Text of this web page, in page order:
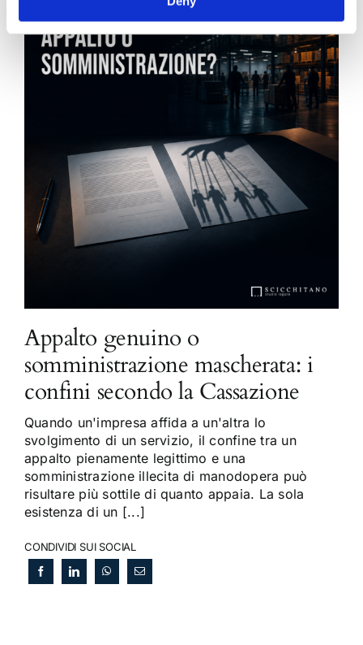
Appalto genuino o
somministrazione mascherata: i
confini secondo la Cassazione
Quando un'impresa affida a un'altra lo
svolgimento di un servizio, il confine tra un
appalto pienamente legittimo e una
somministrazione illecita di manodopera può
risultare più sottile di quanto appaia. La sola
esistenza di un [...]
CONDIVIDI SUI SOCIAL